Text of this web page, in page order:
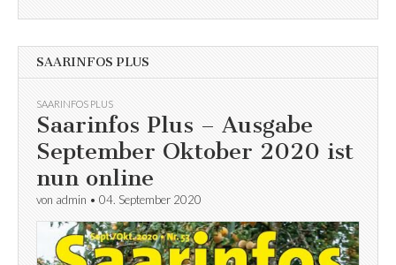
SAARINFOS PLUS
SAARINFOS PLUS
Saarinfos Plus – Ausgabe
September Oktober 2020 ist
nun online
von admin • 04. September 2020